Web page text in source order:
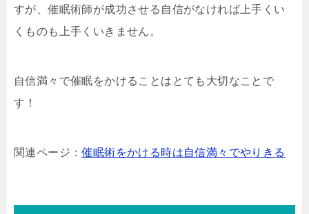
すが、催眠術師が成功させる自信がなければ上手くい
くものも上手くいきません。
自信満々で催眠をかけることはとても大切なことで
す！
関連ページ：催眠術をかける時は自信満々でやりきる